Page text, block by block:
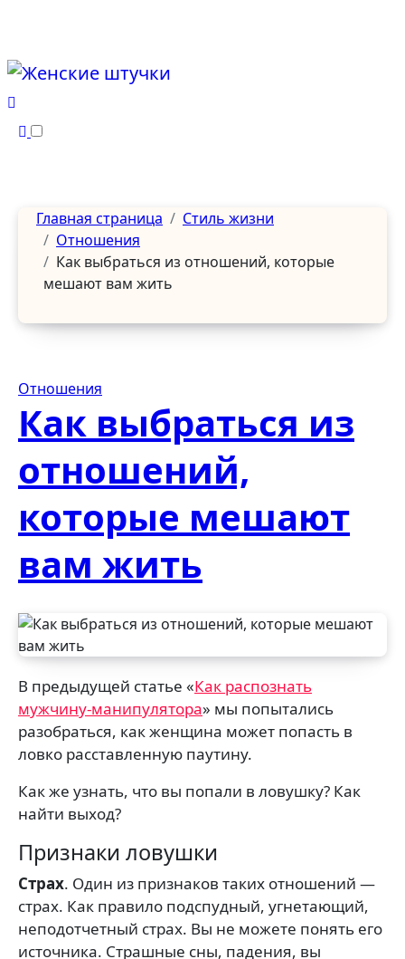
Главная страница
Стиль жизни
Отношения
Как выбраться из отношений, которые
мешают вам жить
Отношения
Как выбраться из
отношений,
которые мешают
вам жить
В предыдущей статье «Как распознать
мужчину-манипулятора» мы попытались
разобраться, как женщина может попасть в
ловко расставленную паутину.
Как же узнать, что вы попали в ловушку? Как
найти выход?
Признаки ловушки
Страх. Один из признаков таких отношений —
страх. Как правило подспудный, угнетающий,
неподотчетный страх. Вы не можете понять его
источника. Страшные сны, падения, вы